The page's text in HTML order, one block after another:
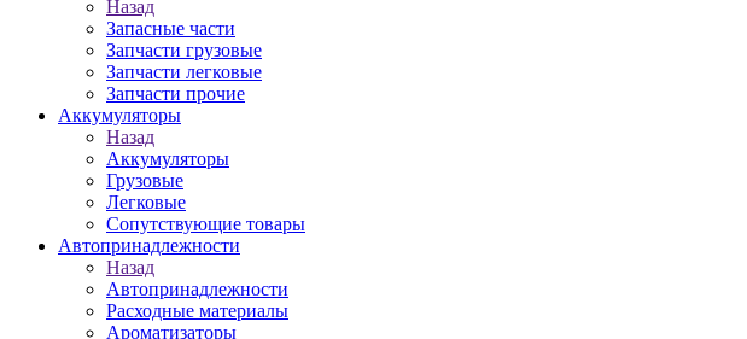
Назад
Запасные части
Запчасти грузовые
Запчасти легковые
Запчасти прочие
Аккумуляторы
Назад
Аккумуляторы
Грузовые
Легковые
Сопутствующие товары
Автопринадлежности
Назад
Автопринадлежности
Расходные материалы
Ароматизаторы